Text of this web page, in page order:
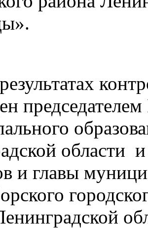
области и
и главы